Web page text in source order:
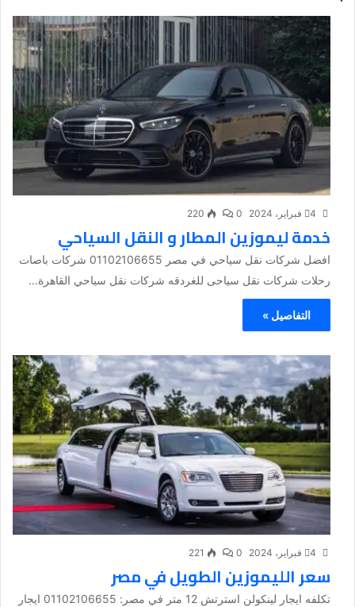
4 فبراير، 2024 0
220
خدمة ليموزين المطار و النقل السياحي
افضل شركات نقل سياحي في مصر 01102106655 شركات باصات
رحلات شركات نقل سياحى للغردقه شركات نقل سياحي القاهرة...
التفاصيل »
4 فبراير، 2024 0
221
سعر الليموزين الطويل في مصر
تكلفه ايجار لينكولن استرتش 12 متر في مصر: 01102106655 ايجار